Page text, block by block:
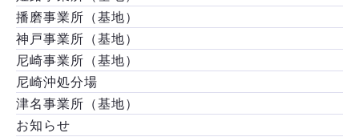
播磨事業所（基地）
神戸事業所（基地）
尼崎事業所（基地）
尼崎沖処分場
津名事業所（基地）
お知らせ